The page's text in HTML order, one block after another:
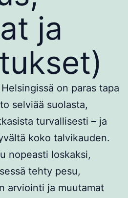
ja
on paras tapa
selviää suolasta,
turvallisesti – ja
koko talvikauden.
nopeasti loskaksi,
tehty pesu,
arviointi ja muutamat